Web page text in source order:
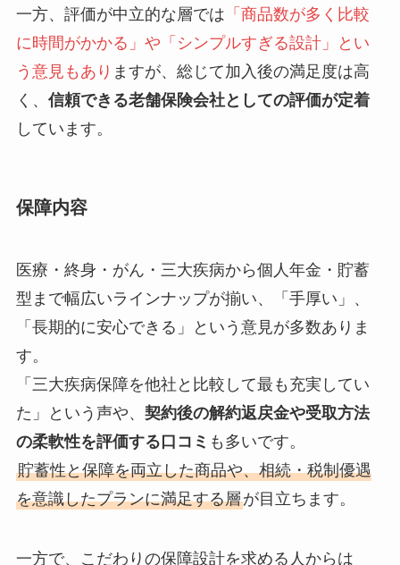
一方、評価が中立的な層では 「商品数が多く比較
に時間がかかる」や「シンプルすぎる設計」とい
う意見もあり ますが、総じて加入後の満足度は高
く、 信頼できる老舗保険会社としての評価が定着
しています。
保障内容
医療・終身・がん・三大疾病から個人年金・貯蓄
型まで幅広いラインナップが揃い、「手厚い」、
「長期的に安心できる」という意見が多数ありま
す。
「三大疾病保障を他社と比較して最も充実してい
た」という声や、 契約後の解約返戻金や受取方法
の柔軟性を評価する口コミ も多いです。
貯蓄性と保障を両立した商品や、相続・税制優遇
を意識したプランに満足する層が目立ちます。
一方で、こだわりの保障設計を求める人からは